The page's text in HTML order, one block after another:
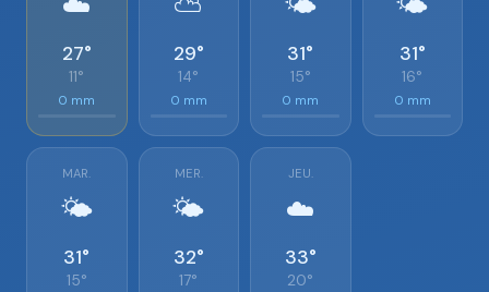
27°
11°
0 mm
29°
14°
0 mm
31°
15°
0 mm
31°
16°
0 mm
MAR.
🌤️
31°
15°
MER.
🌤️
32°
17°
JEU.
☁️
33°
20°